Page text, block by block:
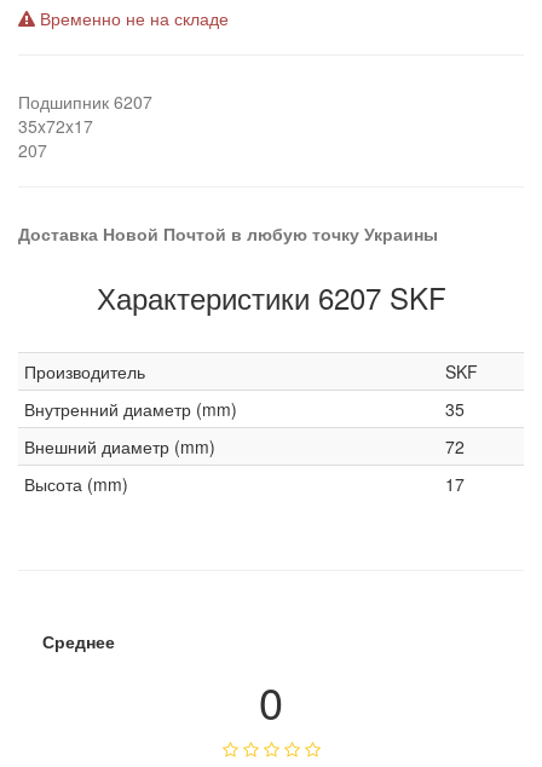
Временно не на складе
Подшипник 6207
35x72x17
207
Доставка Новой Почтой в любую точку Украины
Характеристики 6207 SKF
Производитель
SKF
Внутренний диаметр (mm)
35
Внешний диаметр (mm)
72
Высота (mm)
17
Среднее
0